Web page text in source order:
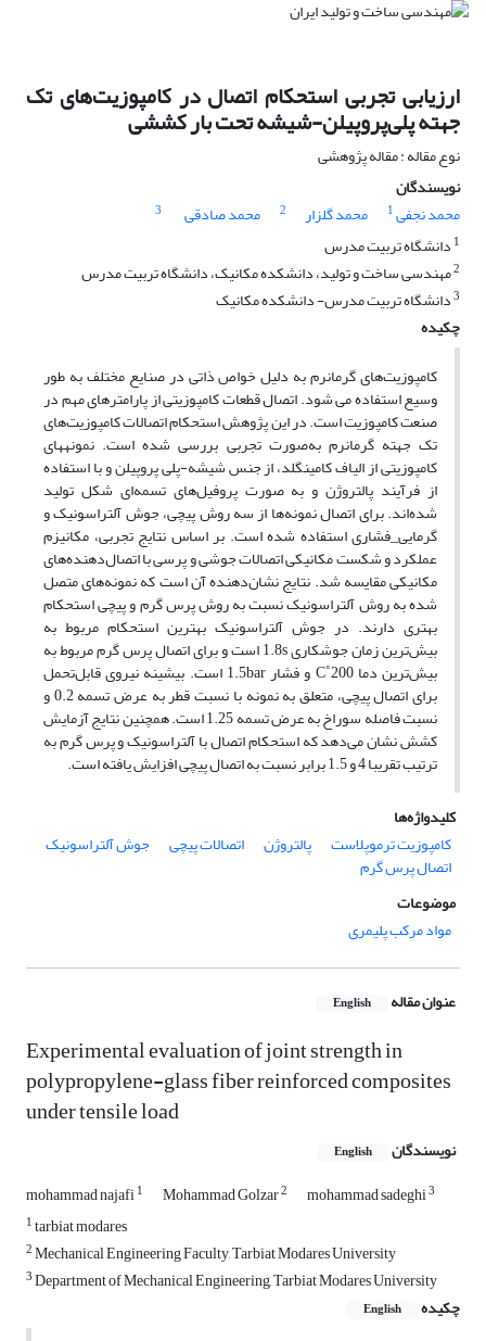
ارزیابی تجربی استحکام اتصال در کامپوزیت‌های تک
جهته پلی‌پروپیلن-شیشه تحت بار کششی
نوع مقاله : مقاله پژوهشی
نویسندگان
محمد نجفی1 محمد گلزار 2 محمد صادقی
3
1 دانشگاه تربیت مدرس
2مهندسی ساخت و تولید، دانشکده مکانیک، دانشگاه تربیت مدرس
3دانشگاه تربیت مدرس- دانشکده مکانیک
چکیده
کامپوزیت‌های گرمانرم به دلیل خواص ذاتی در صنایع مختلف به طور
وسیع استفاده می شود. اتصال قطعات کامپوزیتی از پارامترهای مهم در
صنعت کامپوزیت است. در این پژوهش استحکام اتصالات کامپوزیت‌های
تک جهته گرمانرم به‌صورت تجربی بررسی ‌شده است. نمونه‎های
کامپوزیتی‌ از الیاف کامینگلد، از جنس شیشه-پلی پروپیلن و با استفاده
از فرآیند پالتروژن و به ‌صورت پروفیل‌های تسمه‌ای شکل تولید
شده‌اند. برای اتصال نمونه‌ها از سه روش پیچی، جوش آلتراسونیک و
گرمایی_فشاری استفاده‌ شده است. بر اساس نتایج تجربی، مکانیزم
عملکرد و شکست مکانیکی اتصالات جوشی و پرسی با اتصال‌دهنده‌های
مکانیکی مقایسه شد. نتایج نشان‌دهنده آن است که نمونه‌های متصل
شده به روش آلتراسونیک نسبت به روش پرس گرم و پیچی استحکام
بهتری دارند. در جوش آلتراسونیک بهترین استحکام مربوط به
بیش‌ترین زمان جوشکاری 1.8s است و برای اتصال پرس گرم مربوط به
بیش‌ترین دما 200˚C و فشار 1.5bar است. بیشینه نیروی قابل‌تحمل
برای اتصال پیچی، متعلق به نمونه با نسبت قطر به عرض تسمه 0.2 و
نسبت فاصله سوراخ به عرض تسمه 1.25 است. همچنین نتایج آزمایش
کشش نشان می‌دهد که استحکام اتصال با آلتراسونیک و پرس گرم به
ترتیب تقریبا 4 و 1.5 برابر نسبت به اتصال پیچی افزایش یافته است.
کلیدواژه‌ها
کامپوزیت ترموپلاست
پالتروژن اتصالات پیچی جوش آلتراسونیک
اتصال پرس گرم
موضوعات
مواد مرکب پلیمری
عنوان مقاله English
Experimental evaluation of joint strength in
polypropylene-glass fiber reinforced composites
under tensile load
نویسندگان English
mohammad najafi1 Mohammad Golzar2 mohammad sadeghi3
1tarbiat modares
2Mechanical Engineering Faculty, Tarbiat Modares University
3Department of Mechanical Engineering, Tarbiat Modares University
چکیده
English